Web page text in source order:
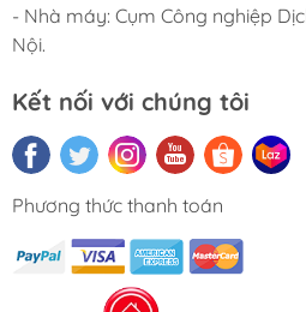
- Nhà máy: Cụm Công nghiệp
Nội.
Kết nối với chúng tôi
Phương thức thanh toán